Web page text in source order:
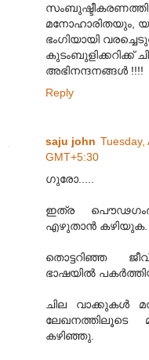
മനോഹാരിതയും,
ഭംഗിയായി
കുടംബുളിക്കറിക്ക്
അഭിനന്ദനങ്ങള്‍ !!!!
Reply
saju john Tuesday,
GMT+5:30
ഗുരോ.....
ഇത്ര
എഴുതാന്‍ കഴിയുക.
തൊട്ടറിഞ്ഞ
ഭാഷയില്‍
ചില വാക്കുകള്‍
ലേഖനത്തിലൂടെ
കഴിഞ്ഞു.